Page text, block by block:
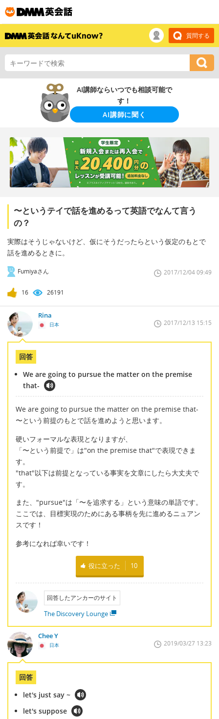
質問する
AI講師ならいつでも相談可能で
す！
AI講師に聞く
〜というテイで話を進めるって英語でなんて言う
の？
実際はそうじゃないけど、仮にそうだったらという仮定のもとで
話を進めるときに。
Fumiyaさん 2017/12/04 09:49
16 26191
Rina
日本 2017/12/13 15:15
回答
We are going to pursue the matter on the premise
that-
We are going to pursue the matter on the premise that-
〜という前提のもとで話を進めようと思います。
硬いフォーマルな表現となりますが、
「〜という前提で」は"on the premise that"で表現できま
す。
"that"以下は前提となっている事実を文章にしたら大丈夫で
す。
また、"pursue"は「〜を追求する」という意味の単語です。
ここでは、目標実現のためにある事柄を先に進めるニュアン
スです！
参考になれば幸いです！
役に立った 10
回答したアンカーのサイト
The Discovery Lounge
Chee Y
日本 2019/03/27 13:23
回答
let's just say ~
let's suppose